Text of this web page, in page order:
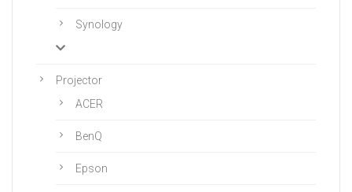
Synology
Projector
ACER
BenQ
Epson